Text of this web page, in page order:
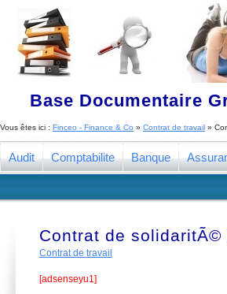
Base Documentaire
Vous êtes ici : Finceo - Finance & Co » Contrat de travail »
Audit Comptabilite Banque
Contrat de solidaritÃ©
Contrat de travail
[adsenseyu1]